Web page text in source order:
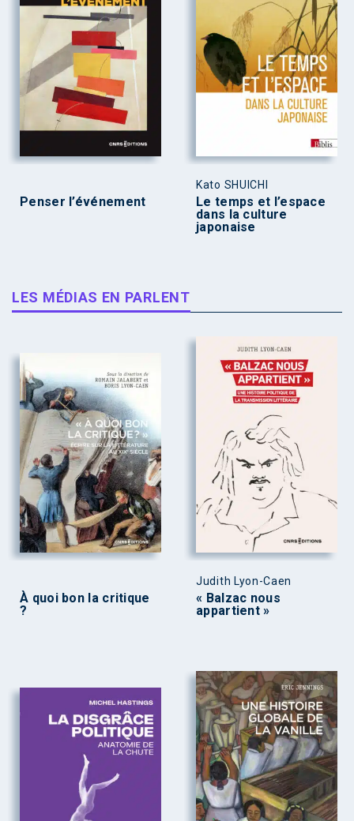
Penser l’événement
Kato SHUICHI
Le temps et l’espace
dans la culture
japonaise
LES MÉDIAS EN PARLENT
À quoi bon la critique
?
Judith Lyon-Caen
« Balzac nous
appartient »